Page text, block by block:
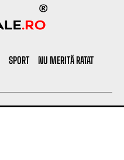
SPORT
NU MERITĂ RATAT